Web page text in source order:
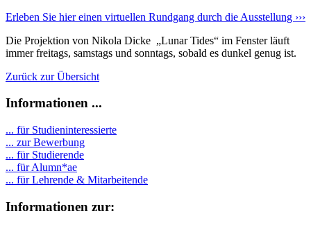
Erleben Sie hier einen virtuellen Rundgang durch die Ausstellung ›››
Die Projektion von Nikola Dicke „Lunar Tides“ im Fenster läuft
immer freitags, samstags und sonntags, sobald es dunkel genug ist.
Zurück zur Übersicht
Informationen ...
... für Studieninteressierte
... zur Bewerbung
... für Studierende
... für Alumn*ae
... für Lehrende & Mitarbeitende
Informationen zur: